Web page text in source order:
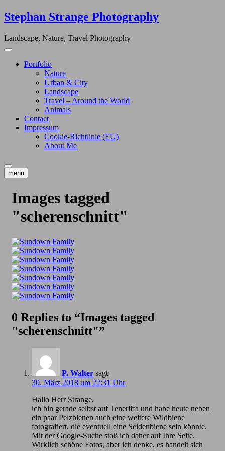
Skip
to
Stephan Strange Photography
Landscape, Nature, Travel Photography
Portfolio
Nature
Urban & City
Landscape
Travel – Around the World
Animals
Contact
Impressum
Cookie-Richtlinie (EU)
About Me
menu
Images tagged
"scherenschnitt"
0 Replies to “Images tagged
"scherenschnitt"”
P. Walter sagt:
30. März 2018 um 22:31 Uhr
Hallo Herr Strange,
ich bin gerade selbst auf Teneriffa und habe heute neben
ein paar Pelzbienen auch eine weitere Wildbiene
fotografiert, die eventuell eine Seidenbiene sein könnte.
Mit der Google-Suche stoß ich daher auf Ihre Seite.
Wirklich schöne Fotos, aber ich denke, es handelt sich